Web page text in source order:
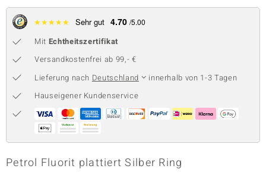
Collection
★★★★★ Sehr gut 4.70 /5.00
Mit Echtheitszertifikat
Versandkostenfrei ab 99,- €
Lieferung nach Deutschland
innerhalb von 1-3 Tagen
Hauseigener Kundenservice
Petrol Fluorit plattiert Silber Ring